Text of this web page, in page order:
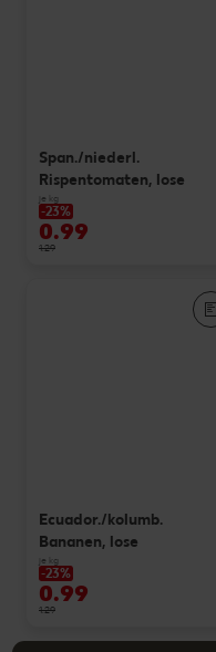
Span./niederl.
Rispentomaten, lose
je kg
-23%
0.99
1.29
Ecuador./kolumb.
Bananen, lose
je kg
-23%
0.99
1.29